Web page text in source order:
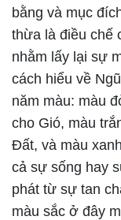
bằng và mục
thừa là điều chế
nhằm lấy lại sự
cách hiểu về
năm màu: màu
cho Gió, màu
Đất, và màu
cả sự sống hay
phát từ sự tan
màu sắc ở đây